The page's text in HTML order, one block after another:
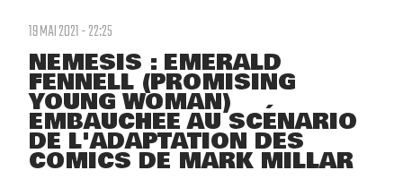
19 MAI 2021 - 22:25
NEMESIS : EMERALD
FENNELL (PROMISING
YOUNG WOMAN)
EMBAUCHÉE AU SCÉNARIO
DE L'ADAPTATION DES
COMICS DE MARK MILLAR